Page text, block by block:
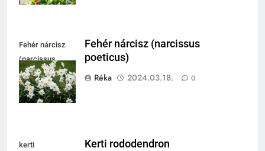
Fehér nárcisz
(narcissus
poeticus)
Fehér nárcisz (narcissus
poeticus)
Réka
2024.03.18. 0
kerti
Kerti rododendron